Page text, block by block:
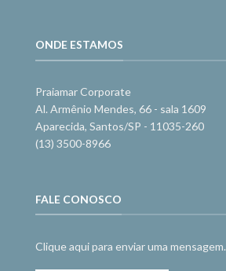
ONDE ESTAMOS
Praiamar Corporate
Al. Armênio Mendes, 66 - sala 1609
Aparecida, Santos/SP - 11035-260
(13) 3500-8966
FALE CONOSCO
Clique aqui para enviar uma mensagem.